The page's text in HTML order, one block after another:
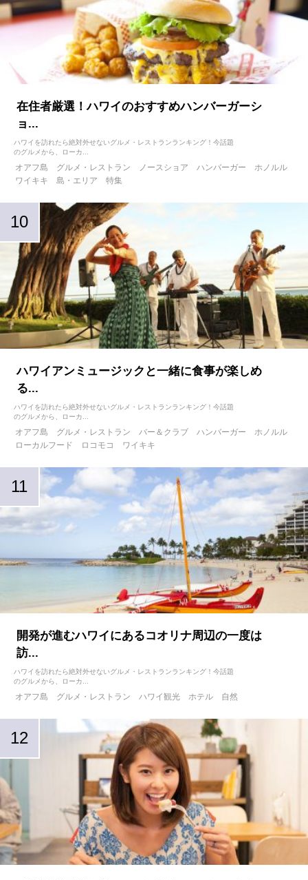
在住者厳選！ハワイのおすすめハンバーガーシ
ョ...
ハワイを訪れたら絶対外せないグルメ・レストランランキング！今話題
のグルメから、ローカ...
オアフ島 グルメ・レストラン ノースショア ハンバーガー
ホノルル
ワイキキ
島・エリア 特集
ハワイアンミュージックと一緒に食事が楽しめ
る...
ハワイを訪れたら絶対外せないグルメ・レストランランキング！今話題
のグルメから、ローカ...
オアフ島 グルメ・レストラン バー＆クラブ ハンバーガー
ホノルル
ローカルフード
ロコモコ ワイキキ
開発が進むハワイにあるコオリナ周辺の一度は
訪...
ハワイを訪れたら絶対外せないグルメ・レストランランキング！今話題
のグルメから、ローカ...
オアフ島 グルメ・レストラン ハワイ観光 ホテル 自然